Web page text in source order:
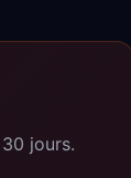
jours.